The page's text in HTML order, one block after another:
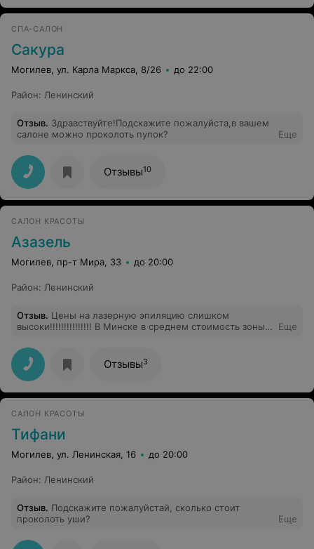
СПА-САЛОН
Сакура
Могилев, ул. Карла Маркса, 8/26 до 22:00
Район: Ленинский
Отзыв. Здравствуйте!Подскажите пожалуйста,в вашем
салоне можно проколоть пупок?
Еще
Отзывы10
САЛОН КРАСОТЫ
Азазель
Могилев, пр-т Мира, 33 до 20:00
Район: Ленинский
Отзыв. Цены на лазерную эпиляцию слишком
высоки!!!!!!!!!!!!!!! В Минске в среднем стоимость зоны
!!!! Откуда такие цены!!!!!!!!!!!!!! С учетом дороги до
столицы, В Минске обходится значительно дешевле!!!!
Советую пересмотреть ценовую политику, что добавит
вам клиентов....
Еще
Отзывы3
САЛОН КРАСОТЫ
Тифани
Могилев, ул. Ленинская, 16 до 20:00
Район: Ленинский
Отзыв. Подскажите пожалуйстай, сколько стоит
проколоть уши?
Еще